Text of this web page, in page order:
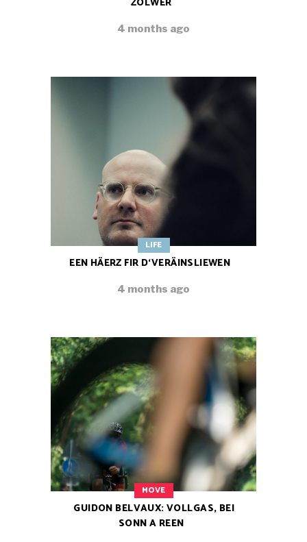
ZOLWER
4 months ago
LIFE
EEN HÄERZ FIR D‘VERÄINSLIEWEN
4 months ago
MOVE
GUIDON BELVAUX: VOLLGAS, BEI
SONN A REEN